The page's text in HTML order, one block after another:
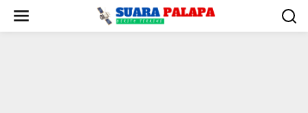
konten